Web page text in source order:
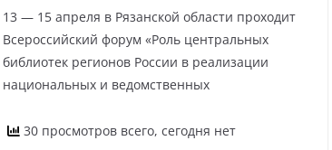
13 — 15 апреля в Рязанской области проходит
Всероссийский форум «Роль центральных
библиотек регионов России в реализации
национальных и ведомственных
30 просмотров всего, сегодня нет